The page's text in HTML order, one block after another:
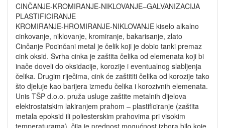
CINČANJE-KROMIRANJE-NIKLOVANJE–GALVANIZACIJA
PLASTIFICIRANJE
KROMIRANJE-HROMIRANJE-NIKLOVANJE kiselo alkalno
cinkovanje, niklovanje, kromiranje, bakarisanje, zlato
Cinčanje Pocinčani metal je čelik koji je dobio tanki premaz
cink oksid. Svrha cinka je zaštita čelika od elemenata koji bi
inače doveli do oksidacije, korozije i eventualnog slabljenja
čelika. Drugim riječima, cink će zaštititi čelika od korozije tako
što djeluje kao barijera između čelika i korozivnih elemenata.
Unis TŠP d.o.o. pruža usluge zaštite metalnih dijelova
elektrostatskim lakiranjem prahom – plastificiranje (zaštita
metala epoksid ili poliesterskim prahovima pri visokim
temperaturama), čija je prednost mogućnost izbora bilo koje